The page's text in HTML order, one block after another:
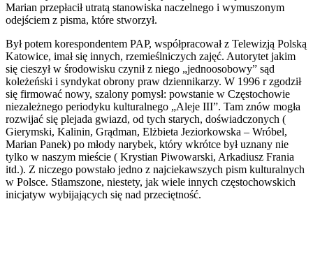
Marian przepłacił utratą stanowiska naczelnego i wymuszonym
odejściem z pisma, które stworzył.
Był potem korespondentem PAP, współpracował z Telewizją Polską
Katowice, imał się innych, rzemieślniczych zajęć. Autorytet jakim
się cieszył w środowisku czynił z niego „jednoosobowy” sąd
koleżeński i syndykat obrony praw dziennikarzy. W 1996 r zgodził
się firmować nowy, szalony pomysł: powstanie w Częstochowie
niezależnego periodyku kulturalnego „Aleje III”. Tam znów mogła
rozwijać się plejada gwiazd, od tych starych, doświadczonych (
Gierymski, Kalinin, Grądman, Elżbieta Jeziorkowska – Wróbel,
Marian Panek) po młody narybek, który wkrótce był uznany nie
tylko w naszym mieście ( Krystian Piwowarski, Arkadiusz Frania
itd.). Z niczego powstało jedno z najciekawszych pism kulturalnych
w Polsce. Stłamszone, niestety, jak wiele innych częstochowskich
inicjatyw wybijających się nad przeciętność.